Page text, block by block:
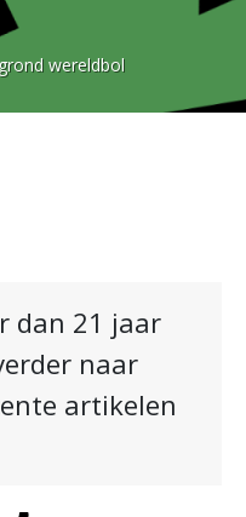
wereldbol
dan 21 jaar
naar
artikelen